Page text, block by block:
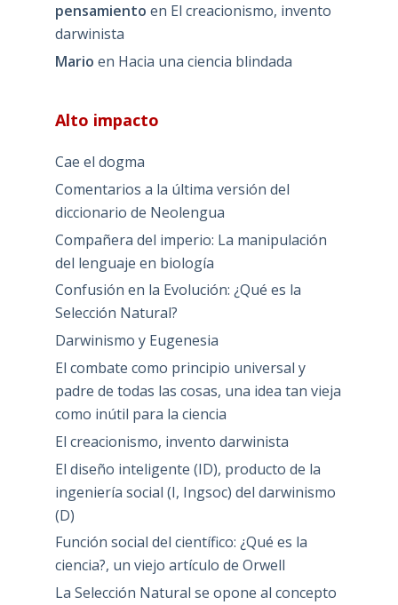
pensamiento en El creacionismo, invento
darwinista
Mario en Hacia una ciencia blindada
Alto impacto
Cae el dogma
Comentarios a la última versión del
diccionario de Neolengua
Compañera del imperio: La manipulación
del lenguaje en biología
Confusión en la Evolución: ¿Qué es la
Selección Natural?
Darwinismo y Eugenesia
El combate como principio universal y
padre de todas las cosas, una idea tan vieja
como inútil para la ciencia
El creacionismo, invento darwinista
El diseño inteligente (ID), producto de la
ingeniería social (I, Ingsoc) del darwinismo
(D)
Función social del científico: ¿Qué es la
ciencia?, un viejo artículo de Orwell
La Selección Natural se opone al concepto